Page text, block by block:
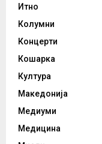
Итно
Колумни
Концерти
Кошарка
Култура
Македонија
Медиуми
Медицина